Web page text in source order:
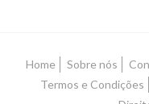
Home Sobre nós
Termos e Condições